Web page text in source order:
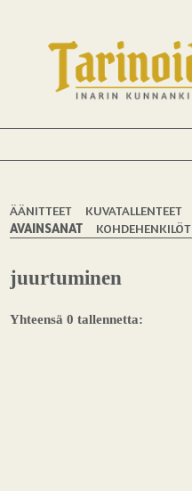
ÄÄNITTEET KUVATALLENTEET
AVAINSANAT
KOHDEHENKILÖT
juurtuminen
Yhteensä 0 tallennetta: